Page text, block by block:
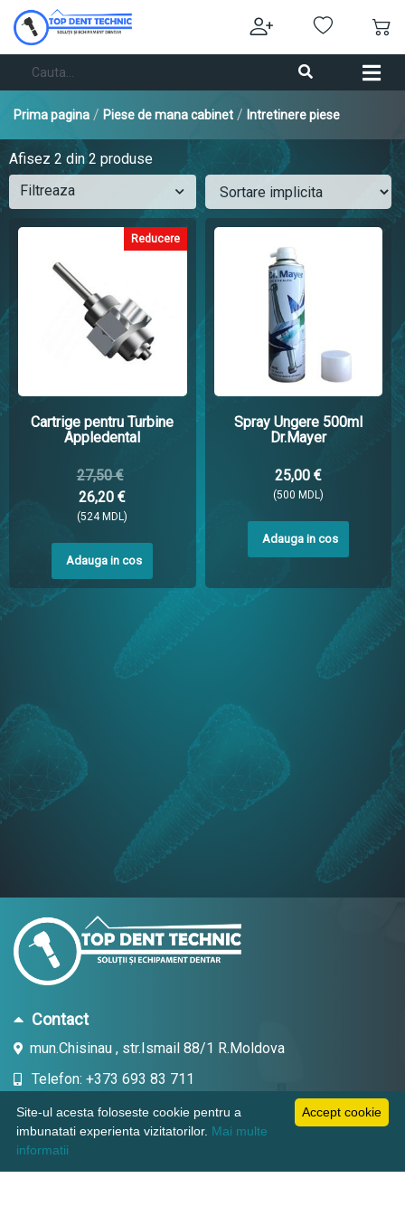
Prima pagina / Piese de mana cabinet / Intretinere piese
Afisez 2 din 2 produse
Filtreaza
Reducere
Cartrige pentru Turbine
Appledental
27,50 €
26,20 €
(524 MDL)
Adauga in cos
Spray Ungere 500ml
Dr.Mayer
25,00 €
(500 MDL)
Adauga in cos
Contact
mun.Chisinau , str.Ismail 88/1 R.Moldova
Telefon: +373 693 83 711
Email: topdent.technic@gmail.com
Accept cookie
Site-ul acesta foloseste cookie pentru a
imbunatati experienta vizitatorilor. Mai multe
informatii